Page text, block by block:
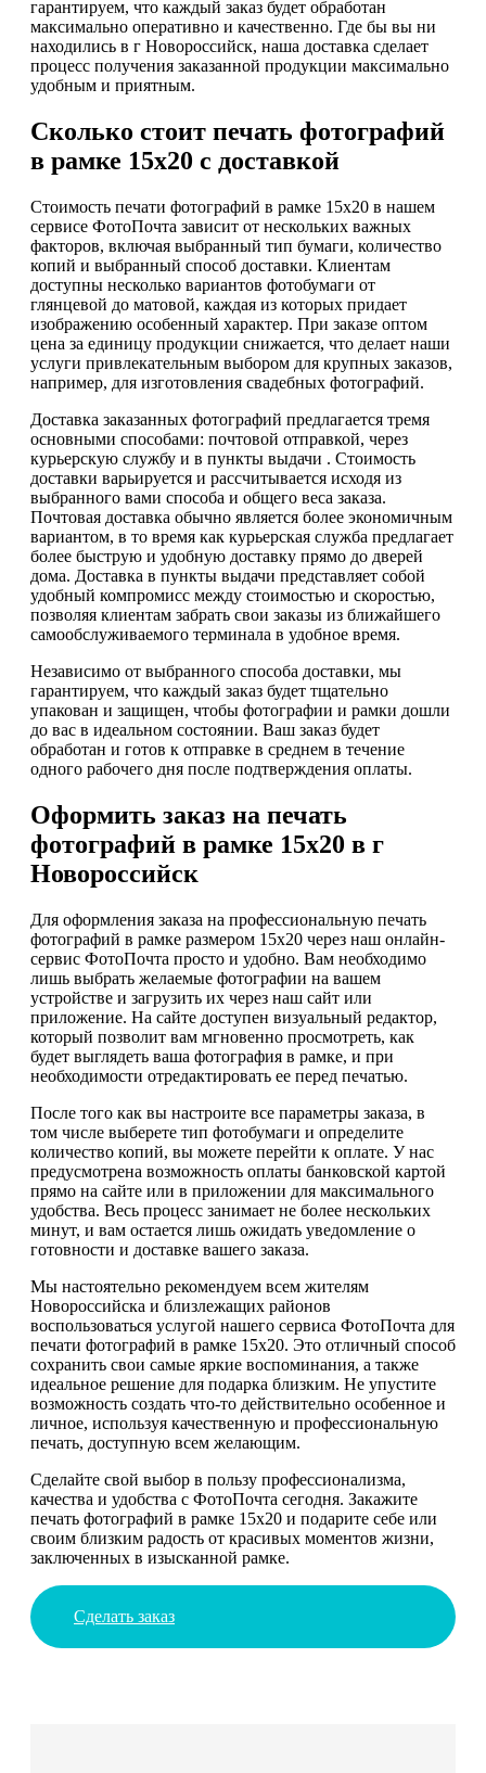
гарантируем, что каждый заказ будет обработан
максимально оперативно и качественно. Где бы вы ни
находились в г Новороссийск, наша доставка сделает
процесс получения заказанной продукции максимально
удобным и приятным.
Сколько стоит печать фотографий
в рамке 15х20 с доставкой
Стоимость печати фотографий в рамке 15х20 в нашем
сервисе ФотоПочта зависит от нескольких важных
факторов, включая выбранный тип бумаги, количество
копий и выбранный способ доставки. Клиентам
доступны несколько вариантов фотобумаги от
глянцевой до матовой, каждая из которых придает
изображению особенный характер. При заказе оптом
цена за единицу продукции снижается, что делает наши
услуги привлекательным выбором для крупных заказов,
например, для изготовления свадебных фотографий.
Доставка заказанных фотографий предлагается тремя
основными способами: почтовой отправкой, через
курьерскую службу и в пункты выдачи . Стоимость
доставки варьируется и рассчитывается исходя из
выбранного вами способа и общего веса заказа.
Почтовая доставка обычно является более экономичным
вариантом, в то время как курьерская служба предлагает
более быструю и удобную доставку прямо до дверей
дома. Доставка в пункты выдачи представляет собой
удобный компромисс между стоимостью и скоростью,
позволяя клиентам забрать свои заказы из ближайшего
самообслуживаемого терминала в удобное время.
Независимо от выбранного способа доставки, мы
гарантируем, что каждый заказ будет тщательно
упакован и защищен, чтобы фотографии и рамки дошли
до вас в идеальном состоянии. Ваш заказ будет
обработан и готов к отправке в среднем в течение
одного рабочего дня после подтверждения оплаты.
Оформить заказ на печать
фотографий в рамке 15х20 в г
Новороссийск
Для оформления заказа на профессиональную печать
фотографий в рамке размером 15х20 через наш онлайн-
сервис ФотоПочта просто и удобно. Вам необходимо
лишь выбрать желаемые фотографии на вашем
устройстве и загрузить их через наш сайт или
приложение. На сайте доступен визуальный редактор,
который позволит вам мгновенно просмотреть, как
будет выглядеть ваша фотография в рамке, и при
необходимости отредактировать ее перед печатью.
После того как вы настроите все параметры заказа, в
том числе выберете тип фотобумаги и определите
количество копий, вы можете перейти к оплате. У нас
предусмотрена возможность оплаты банковской картой
прямо на сайте или в приложении для максимального
удобства. Весь процесс занимает не более нескольких
минут, и вам остается лишь ожидать уведомление о
готовности и доставке вашего заказа.
Мы настоятельно рекомендуем всем жителям
Новороссийска и близлежащих районов
воспользоваться услугой нашего сервиса ФотоПочта для
печати фотографий в рамке 15х20. Это отличный способ
сохранить свои самые яркие воспоминания, а также
идеальное решение для подарка близким. Не упустите
возможность создать что-то действительно особенное и
личное, используя качественную и профессиональную
печать, доступную всем желающим.
Сделайте свой выбор в пользу профессионализма,
качества и удобства с ФотоПочта сегодня. Закажите
печать фотографий в рамке 15х20 и подарите себе или
своим близким радость от красивых моментов жизни,
заключенных в изысканной рамке.
Сделать заказ